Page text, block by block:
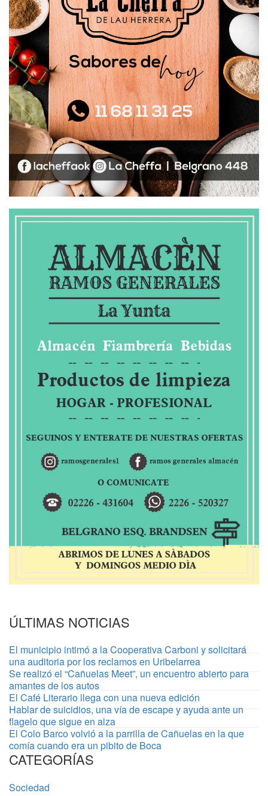
ÚLTIMAS NOTICIAS
El municipio intimó a la Cooperativa Carboni y solicitará
una auditoria por los reclamos en Uribelarrea
Se realizó el “Cañuelas Meet”, un encuentro abierto para
amantes de los autos
El Café Literario llega con una nueva edición
Hablar de suicidios, una vía de escape y ayuda ante un
flagelo que sigue en alza
El Colo Barco volvió a la parrilla de Cañuelas en la que
comía cuando era un pibito de Boca
CATEGORÍAS
Sociedad